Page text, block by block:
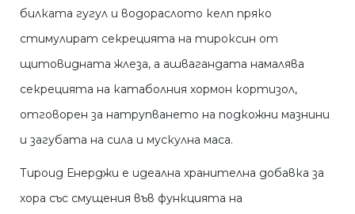
билката гугул и водораслото келп пряко
стимулират секрецията на тироксин от
щитовидната жлеза, а ашвагандата намалява
секрецията на катаболния хормон кортизол,
отговорен за натрупването на подкожни мазнини
и загубата на сила и мускулна маса.
Тироид Енерджи е идеална хранителна добавка за
хора със смущения във функцията на